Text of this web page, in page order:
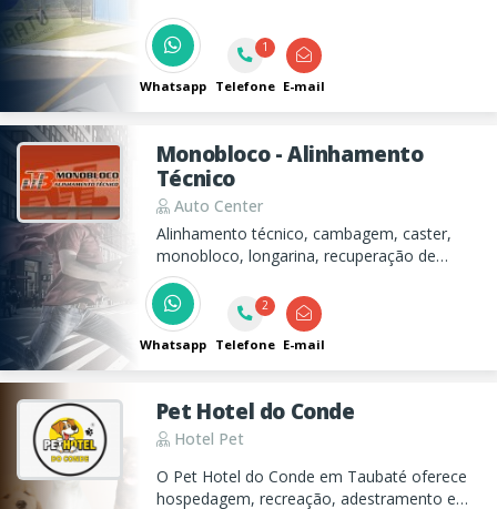
aço de qualidade superior, de fácil
manutenção e longa vida útil!!!
Whatsapp
1
Telefone E-mail
Monobloco - Alinhamento
Técnico
Auto Center
Alinhamento técnico, cambagem, caster,
monobloco, longarina, recuperação de
eixos, chassi, suspensão em geral.
Whatsapp
2
Telefone E-mail
Pet Hotel do Conde
Hotel Pet
O Pet Hotel do Conde em Taubaté oferece
hospedagem, recreação, adestramento e